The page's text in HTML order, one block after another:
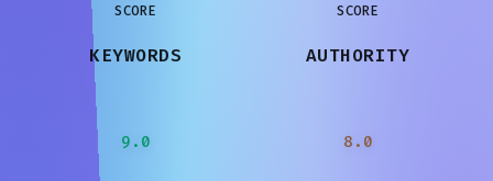
SCORE SCORE
KEYWORDS
9.0
AUTHORITY
8.0